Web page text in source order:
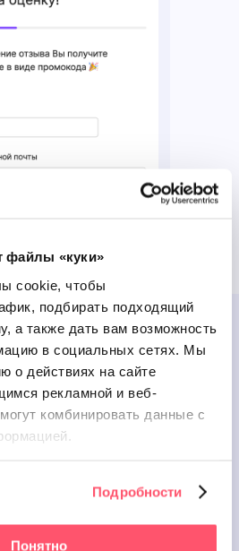
файлы «куки»
cookie, чтобы
подбирать подходящий
а также дать вам возможность
в социальных сетях. Мы
о действиях на сайте
рекламной и веб-
могут комбинировать данные с
Подробности
Понятно
и опросов:
наилучшие
каналы, которые
результаты